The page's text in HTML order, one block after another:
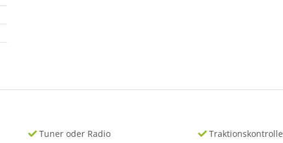
Tuner oder Radio
Traktionskontrolle